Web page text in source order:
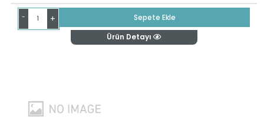
- +
Sepete Ekle
Ürün Detayı